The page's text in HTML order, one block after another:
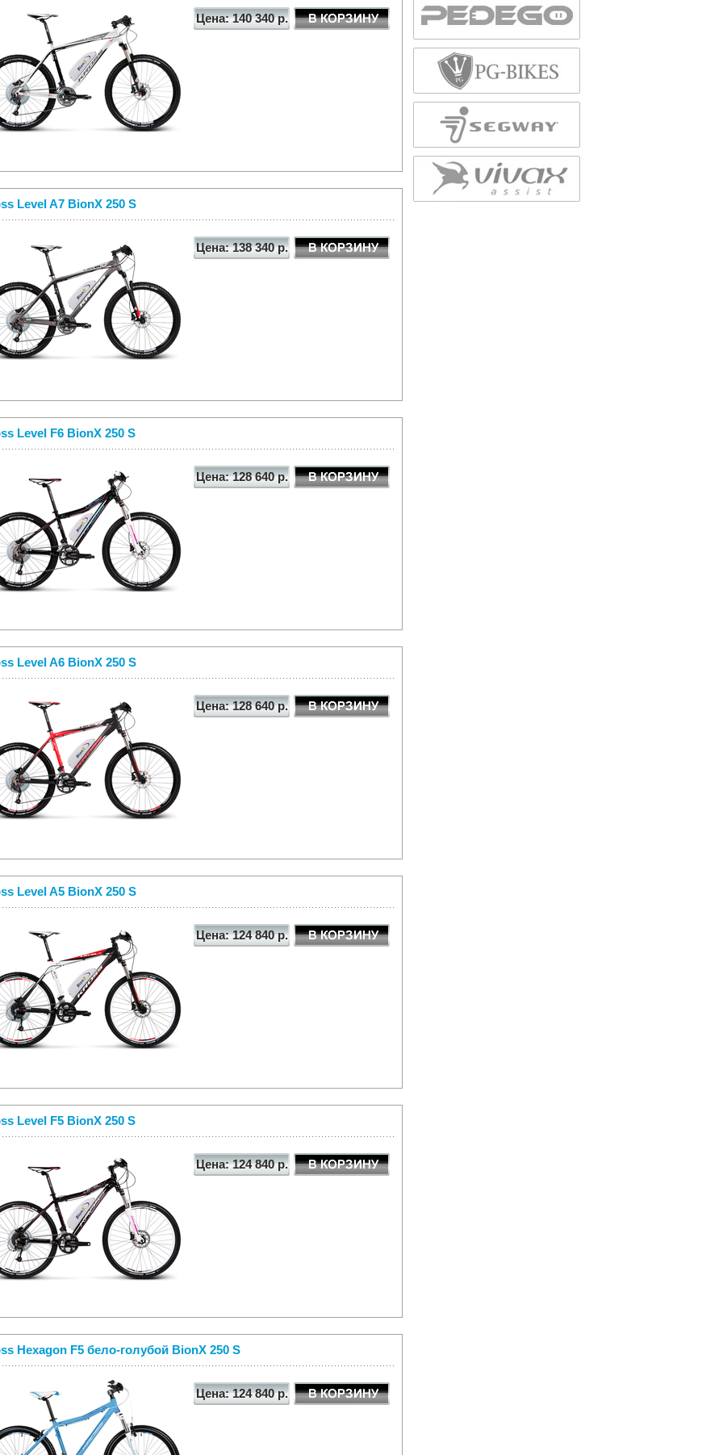
Цена: 140 340 р.
Level A7 BionX 250 S
Цена: 138 340 р.
Level F6 BionX 250 S
Цена: 128 640 р.
Level A6 BionX 250 S
Цена: 128 640 р.
Level A5 BionX 250 S
Цена: 124 840 р.
Level F5 BionX 250 S
Цена: 124 840 р.
Hexagon F5 бело-голубой BionX 250 S
Цена: 124 840 р.